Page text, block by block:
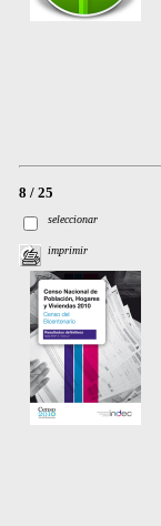
8 / 25
seleccionar
imprimir